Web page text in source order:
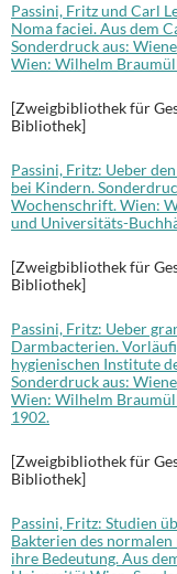
Passini, Fritz und Carl
Noma faciei. Aus dem
Sonderdruck aus:
Wien: Wilhelm
[Zweigbibliothek für
Bibliothek]
Passini, Fritz: Ueber
bei Kindern.
Wochenschrift. Wien:
und Universitäts-
[Zweigbibliothek für
Bibliothek]
Passini, Fritz: Ueber
Darmbacterien.
hygienischen Institute
Sonderdruck aus:
Wien: Wilhelm
1902.
[Zweigbibliothek für
Bibliothek]
Passini, Fritz: Studien
Bakterien des
ihre Bedeutung. Aus